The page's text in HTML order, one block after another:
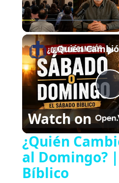
Play Unmute
Watch on
¿Quién
al Domingo?
Bíblico